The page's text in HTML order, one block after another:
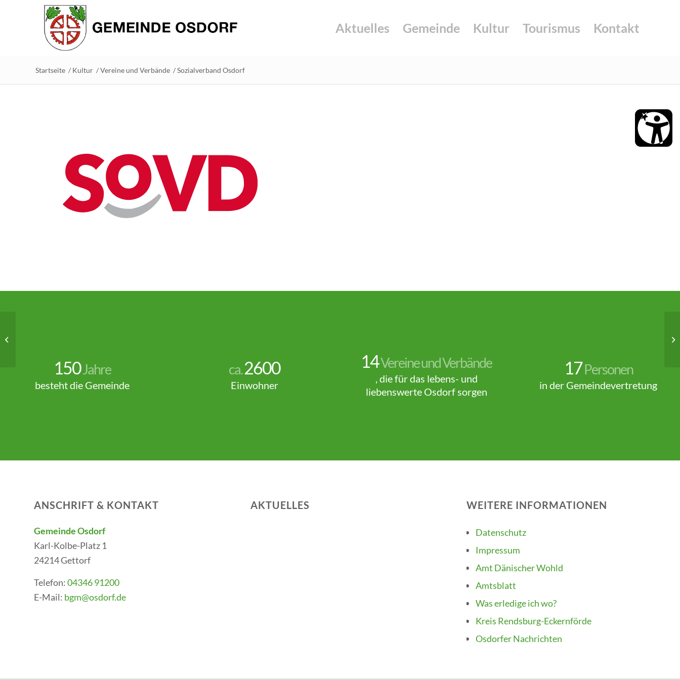
Aktuelles Gemeinde Kultur Tourismus Kontakt
Startseite / Kultur /Vereine und Verbände /Sozialverband Osdorf
150Jahre
besteht die Gemeinde
ca.2600
Einwohner
14Vereine und Verbände
, die für das lebens- und
liebenswerte Osdorf sorgen
17Personen
in der Gemeindevertretung
ANSCHRIFT & KONTAKT
Gemeinde Osdorf
Karl-Kolbe-Platz 1
24214 Gettorf
Telefon:04346 91200
E-Mail: bgm@osdorf.de
AKTUELLES WEITERE INFORMATIONEN
Datenschutz
Impressum
Amt Dänischer Wohld
Amtsblatt
Was erledige ich wo?
Kreis Rendsburg-Eckernförde
Osdorfer Nachrichten